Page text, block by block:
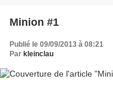
Minion #1
Publié le 09/09/2013 à 08:21
Par kleinclau